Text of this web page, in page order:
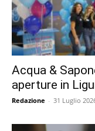
Acqua &
aperture in
Redazione - 31 Luglio